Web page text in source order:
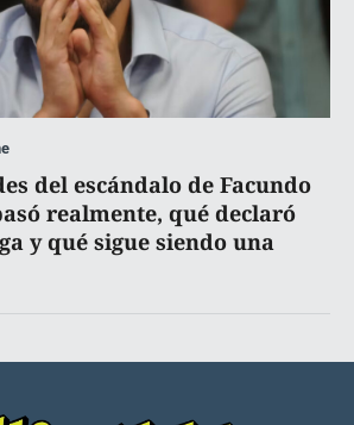
del escándalo de Facundo
realmente, qué declaró
y qué sigue siendo una